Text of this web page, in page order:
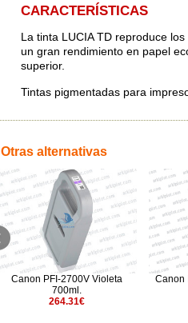
CARACTERÍSTICAS
La tinta LUCIA TD reproduce
un gran rendimiento en papel
superior.
Tintas pigmentadas para
Otras alternativas
Canon PFI-2700V Violeta
700ml.
264.31€
Canon